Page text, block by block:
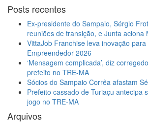
Posts recentes
Ex-presidente do Sampaio, Sérgio
reuniões de transição, e Junta aciona
VittaJob Franchise leva inovação
Empreendedor 2026
‘Mensagem complicada’, diz
prefeito no TRE-MA
Sócios do Sampaio Corrêa afastam
Prefeito cassado de Turiaçu antecipa
jogo no TRE-MA
Arquivos